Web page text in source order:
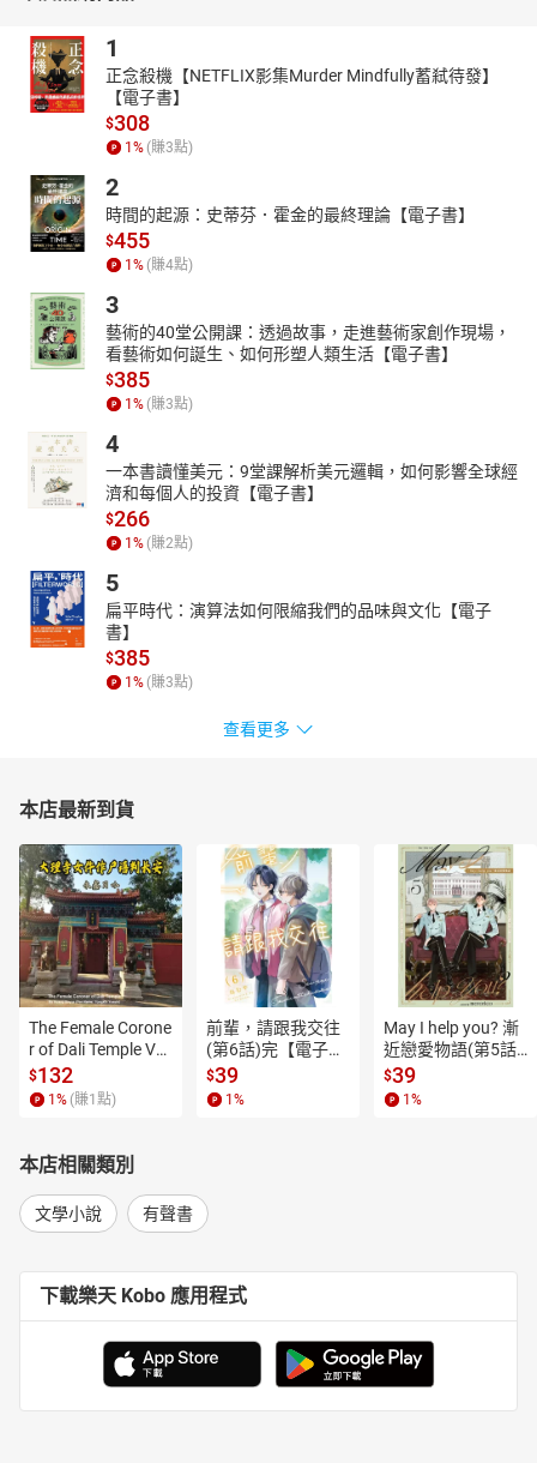
1
正念殺機【NETFLIX影集Murder Mindfully蓄弒待發】
【電子書】
$308
1 % (賺3點)
2
時間的起源：史蒂芬．霍金的最終理論【電子書】
$455
1 % (賺4點)
3
藝術的40堂公開課：透過故事，走進藝術家創作現場，
看藝術如何誕生、如何形塑人類生活【電子書】
$385
1 % (賺3點)
4
一本書讀懂美元：9堂課解析美元邏輯，如何影響全球經
濟和每個人的投資【電子書】
$266
1 % (賺2點)
5
扁平時代：演算法如何限縮我們的品味與文化【電子
書】
$385
1 % (賺3點)
查看更多
本店最新到貨
The Female Corone
r of Dali Temple Vo
l.6【有聲書】
$132
1 % (賺1 點)
前輩，請跟我交往
(第6話)完【電子
書】
$39
1 %
May I help you? 漸
近戀愛物語(第5話)
【電子書】
$39
1 %
本店相關類別
文學小說 有聲書
下載樂天 Kobo 應用程式